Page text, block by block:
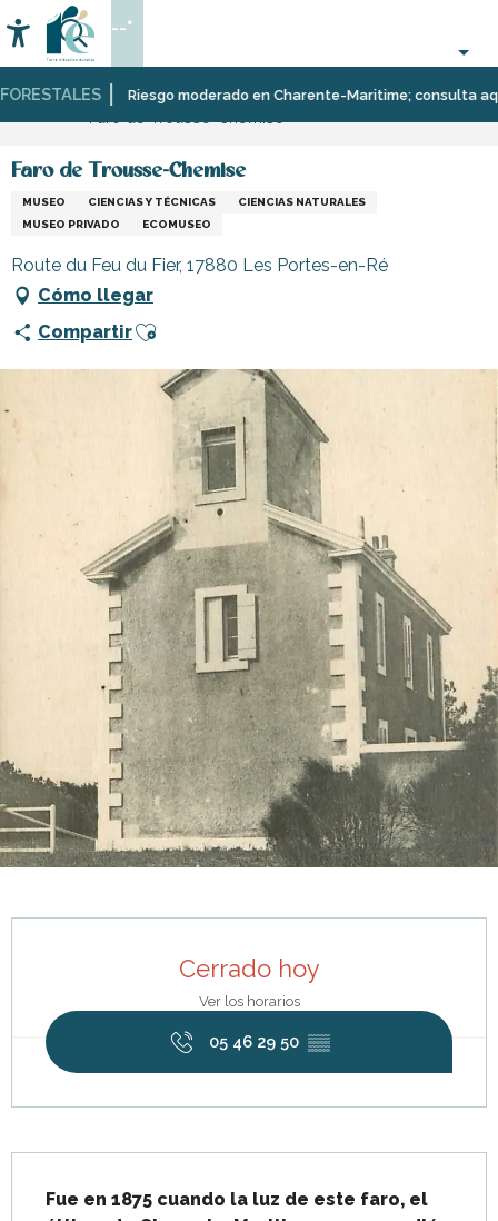
au
contenu
principal
Riesgo moderado en Charente-Maritime; consulta
Accessibilité
Buscar
--°
Página Web
Organización
y
Lugares
Faro de Trousse-Chemise
MUSEO CIENCIAS Y TÉCNICAS
CIENCIAS NATURALES
MUSEO PRIVADO
ECOMUSEO
Route du Feu du Fier, 17880 Les Portes-en-Ré
Cómo llegar
CompartirAjouter aux favoris
Cerrado hoy
Ver los horarios
05 46 29 50 ▒▒
Fue en 1875 cuando la luz de este faro, el